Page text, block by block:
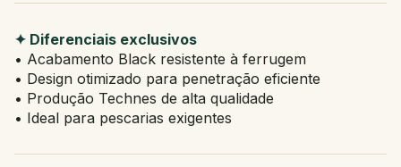
✦ Diferenciais exclusivos
• Acabamento Black resistente à ferrugem
• Design otimizado para penetração eficiente
• Produção Technes de alta qualidade
• Ideal para pescarias exigentes